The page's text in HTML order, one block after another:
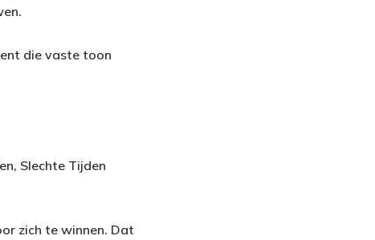
die vaste toon
Slechte Tijden
zich te winnen. Dat